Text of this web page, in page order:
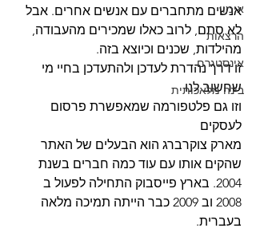
אימון
הרצאות
אינסטגרם
בינה מלאכותית
אנשים מתחברים עם אנשים אחרים. אבל
לא סתם, לרוב כאלו שמכירים מהעבודה,
מהילדות, שכנים וכיוצא בזה.
זו דרך נהדרת לעדכן ולהתעדכן בחיי מי
שחשוב לנו
וזו גם פלטפורמה שמאפשרת פרסום
לעסקים
מארק צוקרברג הוא הבעלים של האתר
שהקים אותו עם עוד כמה חברים בשנת
2004. בארץ פייסבוק התחילה לפעול ב
2008 וב 2009 כבר הייתה תמיכה מלאה
בעברית.